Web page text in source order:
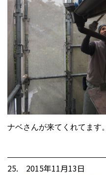
ナベさんが来てくれてます。
25. 2015年11月13日